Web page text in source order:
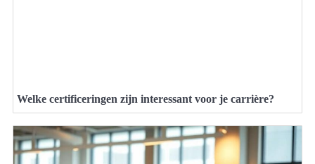
Welke certificeringen zijn interessant voor je carrière?